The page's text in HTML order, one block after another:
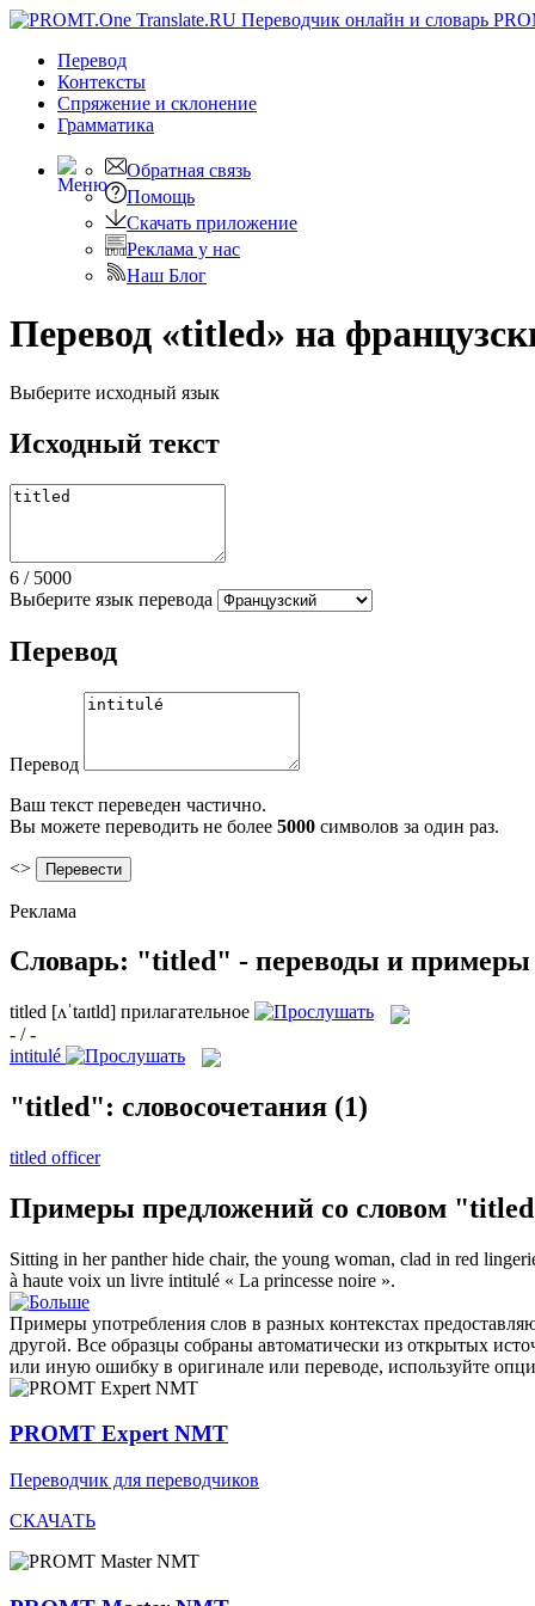
Перевод
Контексты
Спряжение и склонение
Грамматика
Обратная связь
Помощь
Скачать приложение
Реклама у нас
Наш Блог
Перевод «titled» на
Выберите исходный язык
Исходный текст
6 / 5000
Выберите язык перевода
Перевод
Перевод
Ваш текст переведен частично.
Вы можете переводить не более 5000 символов за один раз.
<>
Реклама
Словарь: "titled" - переводы и примеры
titled [ʌˈtaɪtld] прилагательное
- / -
intitulé
"titled": словосочетания (1)
titled officer
Примеры предложений со словом
Sitting in her panther hide chair, the young woman, clad in red
à haute voix un livre intitulé « La princesse noire ».
Примеры употребления слов в разных контекстах
другой. Все образцы собраны автоматически из открытых
или иную ошибку в оригинале или переводе, используйте
PROMT Expert NMT
Переводчик для переводчиков
СКАЧАТЬ